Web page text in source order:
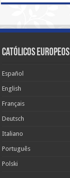
Católicos Europeos
Español
English
Français
Deutsch
Italiano
Português
Polski